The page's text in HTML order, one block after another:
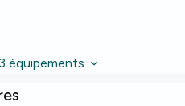
équipements